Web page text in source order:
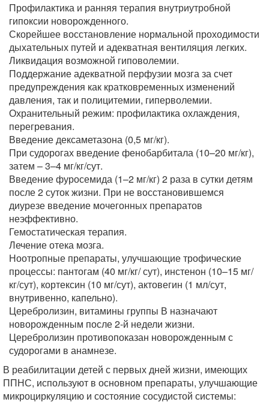
Профилактика и ранняя терапия внутриутробной
гипоксии новорожденного.
Скорейшее восстановление нормальной проходимости
дыхательных путей и адекватная вентиляция легких.
Ликвидация возможной гиповолемии.
Поддержание адекватной перфузии мозга за счет
предупреждения как кратковременных изменений
давления, так и полицитемии, гиперволемии.
Охранительный режим: профилактика охлаждения,
перегревания.
Введение дексаметазона (0,5 мг/кг).
При судорогах введение фенобарбитала (10–20 мг/кг),
затем – 3–4 мг/кг/сут.
Введение фуросемида (1–2 мг/кг) 2 раза в сутки детям
после 2 суток жизни. При не восстановившемся
диурезе введение мочегонных препаратов
неэффективно.
Гемостатическая терапия.
Лечение отека мозга.
Ноотропные препараты, улучшающие трофические
процессы: пантогам (40 мг/кг/ сут), инстенон (10–15 мг/
кг/сут), кортексин (10 мг/сут), актовегин (1 мл/сут,
внутривенно, капельно).
Церебролизин, витамины группы В назначают
новорожденным после 2-й недели жизни.
Церебролизин противопоказан новорожденным с
судорогами в анамнезе.
В реабилитации детей с первых дней жизни, имеющих
ППНС, используют в основном препараты, улучшающие
микроциркуляцию и состояние сосудистой системы: